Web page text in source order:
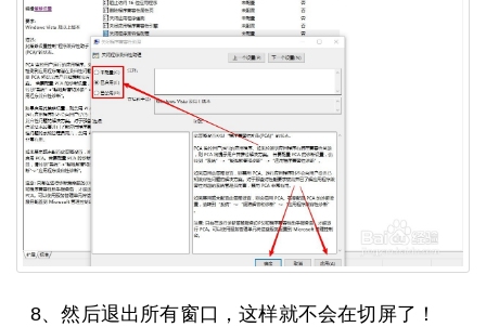
8、然后退出所有窗口，这样就不会在切屏了！